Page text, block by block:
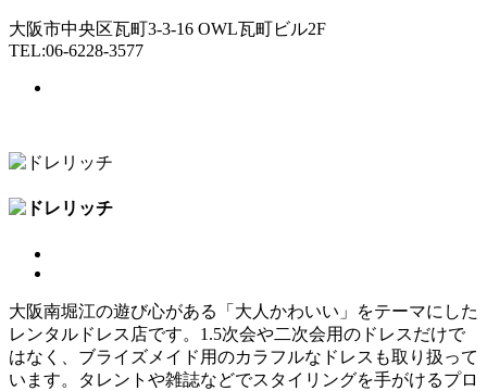
大阪市中央区瓦町3-3-16 OWL瓦町ビル2F
TEL:06-6228-3577
大阪南堀江の遊び心がある「大人かわいい」をテーマにした
レンタルドレス店です。1.5次会や二次会用のドレスだけで
はなく、ブライズメイド用のカラフルなドレスも取り扱って
います。タレントや雑誌などでスタイリングを手がけるプロ